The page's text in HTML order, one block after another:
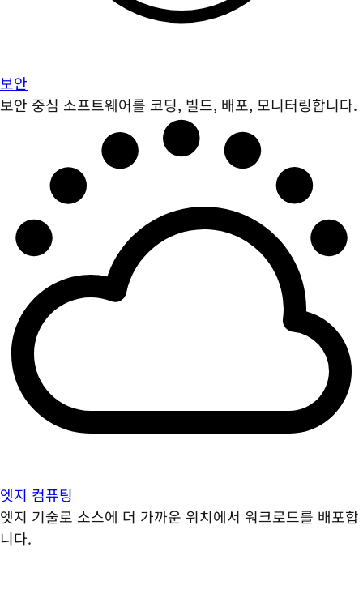
보안
보안 중심 소프트웨어를 코딩, 빌드, 배포, 모니터링합니다.
엣지 컴퓨팅
엣지 기술로 소스에 더 가까운 위치에서 워크로드를 배포합
니다.